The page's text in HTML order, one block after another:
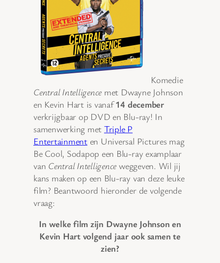
Komedie
Central Intelligence met Dwayne Johnson
en Kevin Hart is vanaf14 december
verkrijgbaar op DVD en Blu-ray! In
samenwerking met Triple P
Entertainmenten Universal Pictures mag
Be Cool, Sodapop een Blu-ray examplaar
van Central Intelligence weggeven. Wil jij
kans maken op een Blu-ray van deze leuke
film? Beantwoord hieronder de volgende
vraag:
In welke film zijn Dwayne Johnson en
Kevin Hart volgend jaar ook samen te
zien?